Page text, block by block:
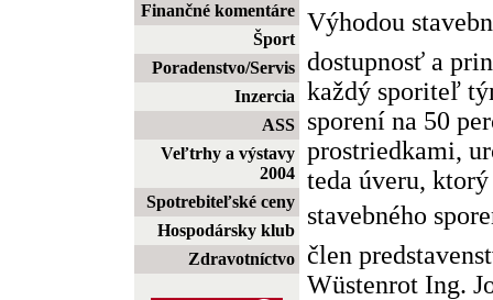
Finančné komentáre
Šport
Poradenstvo/Servis
Inzercia
ASS
Veľtrhy a výstavy
2004
Spotrebiteľské ceny
Hospodársky klub
Zdravotníctvo
Výhodou
dostupnosť a
každý sporiteľ
sporení na 50
prostriedkami,
teda úveru,
stavebného
člen
Wüstenrot Ing.